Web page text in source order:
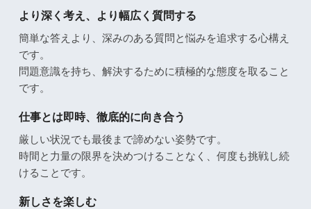
より深く考え、より幅広く質問する
簡単な答えより、深みのある質問と悩みを追求する心構え
です。
問題意識を持ち、解決するために積極的な態度を取ること
です。
仕事とは即時、徹底的に向き合う
厳しい状況でも最後まで諦めない姿勢です。
時間と力量の限界を決めつけることなく、何度も挑戦し続
けることです。
新しさを楽しむ